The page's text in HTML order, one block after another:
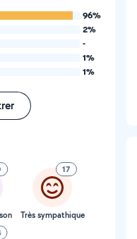
96%
2%
-
1%
1%
17
Très sympathique